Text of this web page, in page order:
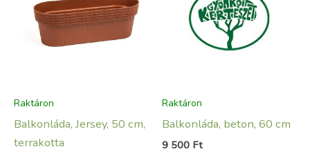
Raktáron
Balkonláda, Jersey, 50 cm,
terrakotta
Raktáron
Balkonláda, beton, 60 cm
9 500 Ft